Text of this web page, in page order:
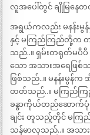
လူအပေါ်တွင် ချိုမြနေ
အရွယ်ကလည်း မနန်းမွန်နှ
နှင့် မကြည်ကြည်တို့က တ
သည်..။ ရှမ်းတရုတ်မပီပီ
သော အသားအရေဖြ
ဖြစ်သည်..။ မနန်းမွန်
တတ်သည်..။ မကြည်က
ခန္ဓာကိုယ်တည်ဆောက်
ချင်း တူသည့်တိုင် မကြ
သန်မာလှသည်..။ အသာ